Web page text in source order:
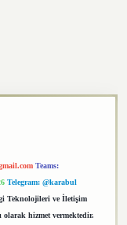
Teams:
Telegram: @karabul
Teknolojileri ve İletişim
olarak hizmet vermektedir.